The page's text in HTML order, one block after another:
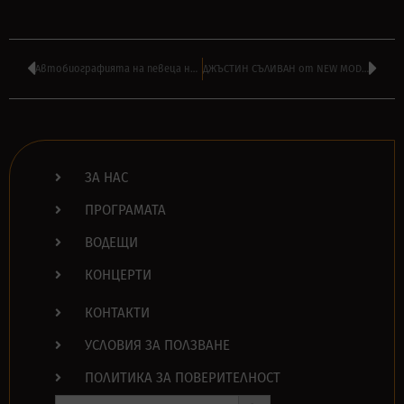
Автобиографията на певеца на AC/DC излиза и на български на 26 октомври ДЖЪСТИН СЪЛИВАН от NEW MODEL ARMY с нова солова песен – чуйте ТУК
ЗА НАС
ПРОГРАМАТА
ВОДЕЩИ
КОНЦЕРТИ
КОНТАКТИ
УСЛОВИЯ ЗА ПОЛЗВАНЕ
ПОЛИТИКА ЗА ПОВЕРИТЕЛНОСТ
Search Button